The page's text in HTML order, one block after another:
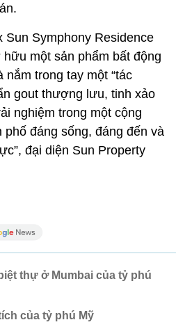
Sun Symphony Residence
một sản phẩm bất động
nắm trong tay một “tác
gout thượng lưu, tinh xảo
nghiệm trong một cộng
phố đáng sống, đáng đến và
đại diện Sun Property
thự ở Mumbai của tỷ phú
của tỷ phú Mỹ